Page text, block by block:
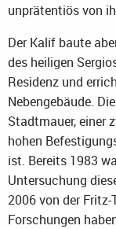
unprätentiös von
Der Kalif baute
des heiligen
Residenz und
Nebengebäude.
Stadtmauer, einer
hohen
ist. Bereits 1983
Untersuchung
2006 von der
Forschungen